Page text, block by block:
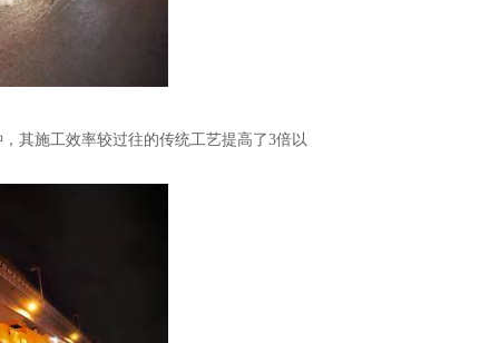
，其施工效率较过往的传统工艺提高了3倍以